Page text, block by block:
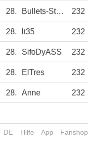
28. Bullets-Stefan 232
28. lt35 232
28. SifoDyASS 232
28. ElTres 232
28. Anne 232
DE Hilfe App Fanshop